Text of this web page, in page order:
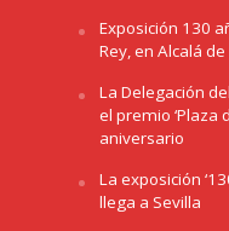
Exposición 130
Rey, en Alcalá
La Delegación
el premio ‘Plaza
aniversario
La exposición
llega a Sevilla